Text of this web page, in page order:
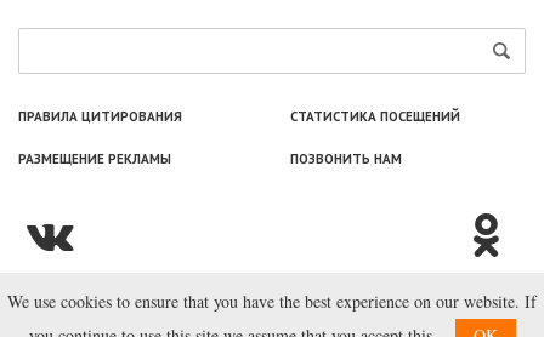
ПРАВИЛА ЦИТИРОВАНИЯ СТАТИСТИКА ПОСЕЩЕНИЙ
РАЗМЕЩЕНИЕ РЕКЛАМЫ ПОЗВОНИТЬ НАМ
© ООО «Лаборатория Новоcтей», 2003—2026.
We use cookies to ensure that you have the best experience on our website. If